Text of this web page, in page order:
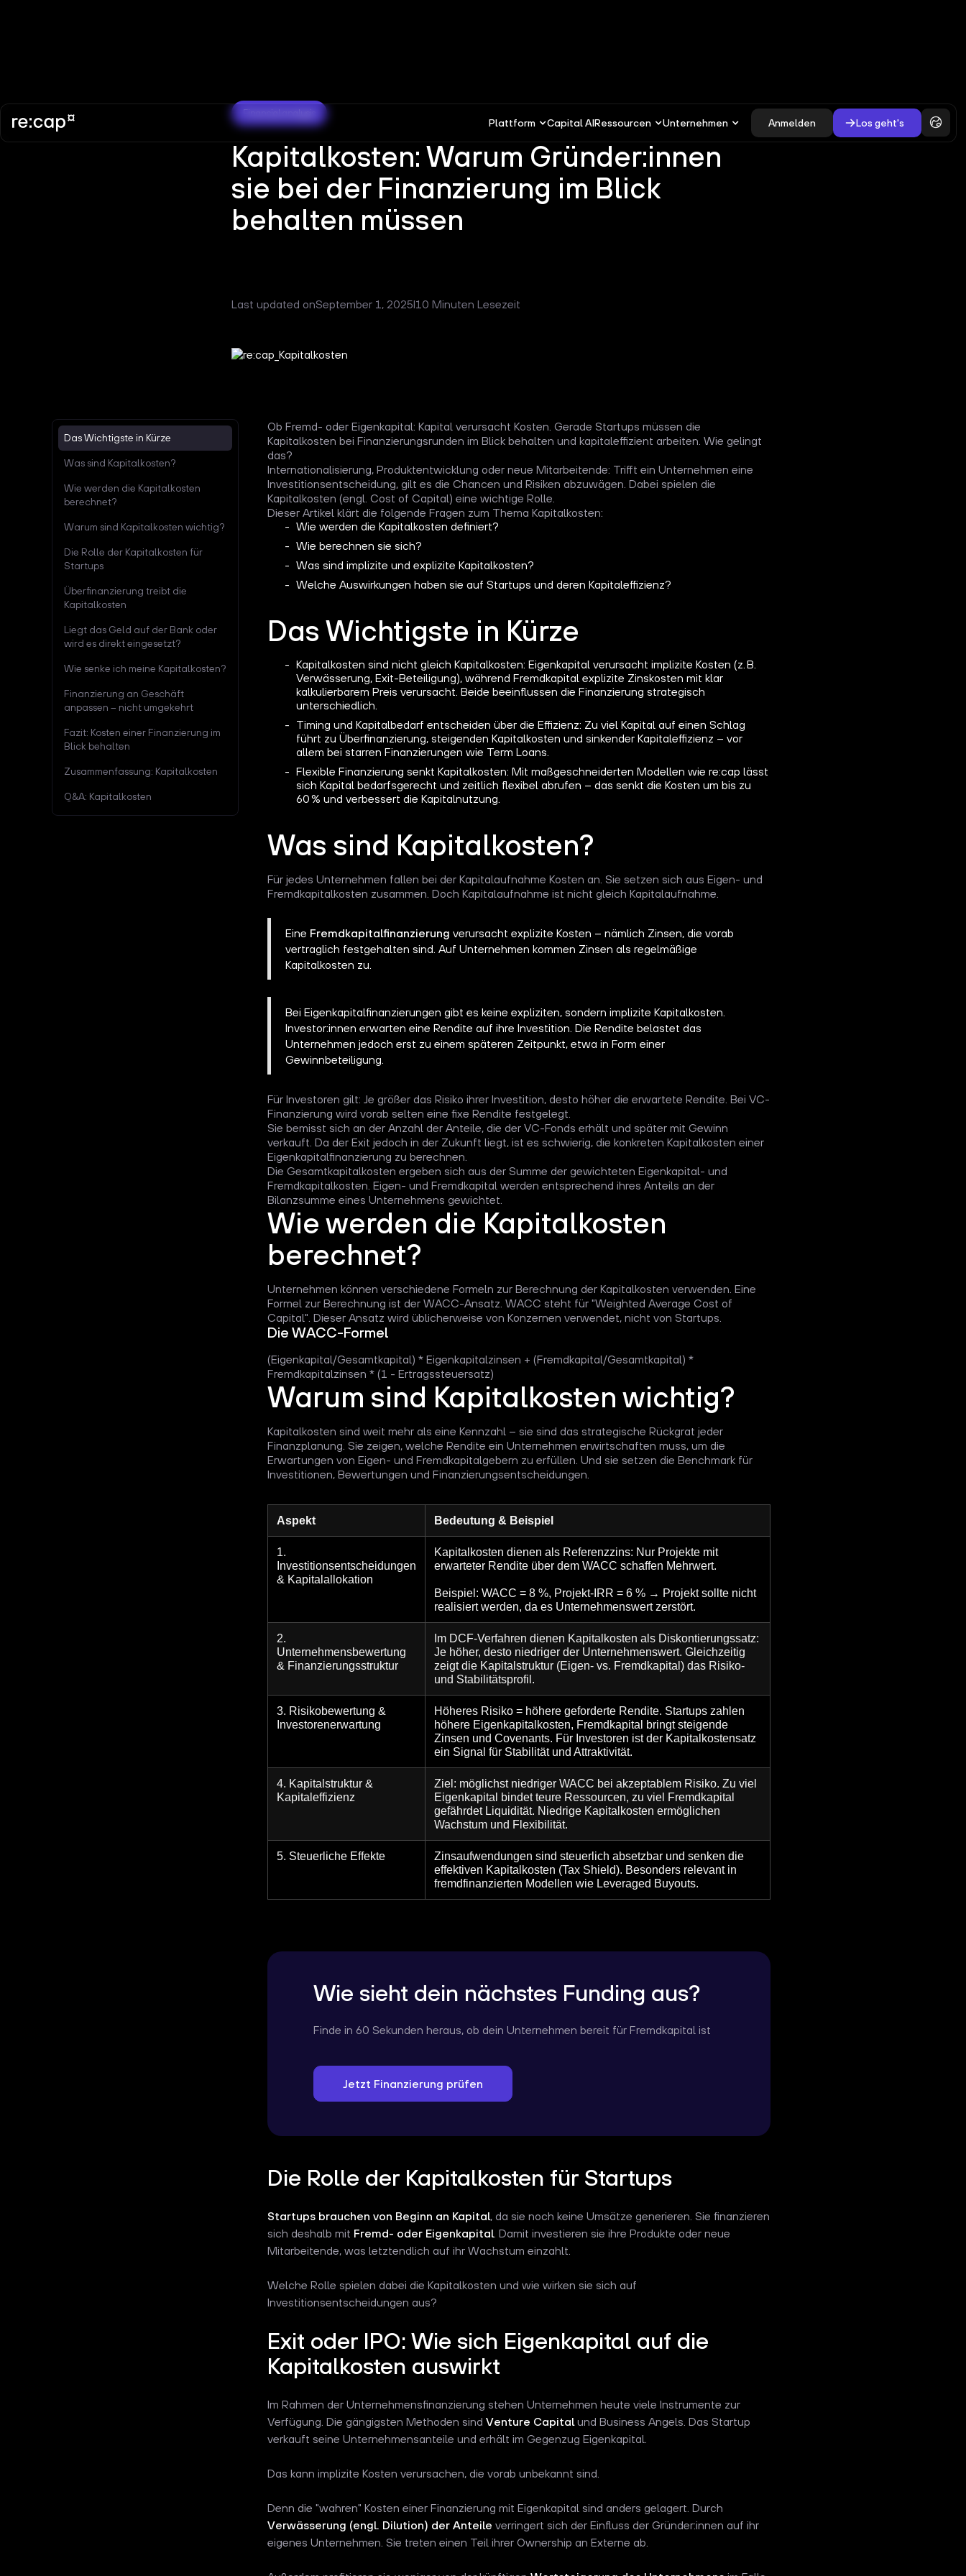
Plattform Capital AIRessourcen Unternehmen Anmelden Los geht's
Financial analysis
Kapitalkosten: Warum Gründer:innen
sie bei der Finanzierung im Blick
behalten müssen
Last updated onSeptember 1, 2025I10 Minuten Lesezeit
Das Wichtigste in Kürze
Was sind Kapitalkosten?
Wie werden die Kapitalkosten
berechnet?
Warum sind Kapitalkosten wichtig?
Die Rolle der Kapitalkosten für
Startups
Überfinanzierung treibt die
Kapitalkosten
Liegt das Geld auf der Bank oder
wird es direkt eingesetzt?
Wie senke ich meine Kapitalkosten?
Finanzierung an Geschäft
anpassen – nicht umgekehrt
Fazit: Kosten einer Finanzierung im
Blick behalten
Zusammenfassung: Kapitalkosten
Q&A: Kapitalkosten
Ob Fremd- oder Eigenkapital: Kapital verursacht Kosten. Gerade Startups müssen die
Kapitalkosten bei Finanzierungsrunden im Blick behalten und kapitaleffizient arbeiten. Wie gelingt
das?
Internationalisierung, Produktentwicklung oder neue Mitarbeitende: Trifft ein Unternehmen eine
Investitionsentscheidung, gilt es die Chancen und Risiken abzuwägen. Dabei spielen die
Kapitalkosten (engl. Cost of Capital) eine wichtige Rolle.
Dieser Artikel klärt die folgende Fragen zum Thema Kapitalkosten:
Wie werden die Kapitalkosten definiert?
Wie berechnen sie sich?
Was sind implizite und explizite Kapitalkosten?
Welche Auswirkungen haben sie auf Startups und deren Kapitaleffizienz?
Das Wichtigste in Kürze
Kapitalkosten sind nicht gleich Kapitalkosten: Eigenkapital verursacht implizite Kosten (z. B.
Verwässerung, Exit-Beteiligung), während Fremdkapital explizite Zinskosten mit klar
kalkulierbarem Preis verursacht. Beide beeinflussen die Finanzierung strategisch
unterschiedlich.
Timing und Kapitalbedarf entscheiden über die Effizienz: Zu viel Kapital auf einen Schlag
führt zu Überfinanzierung, steigenden Kapitalkosten und sinkender Kapitaleffizienz – vor
allem bei starren Finanzierungen wie Term Loans.
Flexible Finanzierung senkt Kapitalkosten: Mit maßgeschneiderten Modellen wie re:cap lässt
sich Kapital bedarfsgerecht und zeitlich flexibel abrufen – das senkt die Kosten um bis zu
60 % und verbessert die Kapitalnutzung.
Was sind Kapitalkosten?
Für jedes Unternehmen fallen bei der Kapitalaufnahme Kosten an. Sie setzen sich aus Eigen- und
Fremdkapitalkosten zusammen. Doch Kapitalaufnahme ist nicht gleich Kapitalaufnahme.
Eine Fremdkapitalfinanzierung verursacht explizite Kosten – nämlich Zinsen, die vorab
vertraglich festgehalten sind. Auf Unternehmen kommen Zinsen als regelmäßige
Kapitalkosten zu.
Bei Eigenkapitalfinanzierungen gibt es keine expliziten, sondern implizite Kapitalkosten.
Investor:innen erwarten eine Rendite auf ihre Investition. Die Rendite belastet das
Unternehmen jedoch erst zu einem späteren Zeitpunkt, etwa in Form einer
Gewinnbeteiligung.
Für Investoren gilt: Je größer das Risiko ihrer Investition, desto höher die erwartete Rendite. Bei VC-
Finanzierung wird vorab selten eine fixe Rendite festgelegt.
Sie bemisst sich an der Anzahl der Anteile, die der VC-Fonds erhält und später mit Gewinn
verkauft. Da der Exit jedoch in der Zukunft liegt, ist es schwierig, die konkreten Kapitalkosten einer
Eigenkapitalfinanzierung zu berechnen.
Die Gesamtkapitalkosten ergeben sich aus der Summe der gewichteten Eigenkapital- und
Fremdkapitalkosten. Eigen- und Fremdkapital werden entsprechend ihres Anteils an der
Bilanzsumme eines Unternehmens gewichtet.
Wie werden die Kapitalkosten
berechnet?
Unternehmen können verschiedene Formeln zur Berechnung der Kapitalkosten verwenden. Eine
Formel zur Berechnung ist der WACC-Ansatz. WACC steht für "Weighted Average Cost of
Capital". Dieser Ansatz wird üblicherweise von Konzernen verwendet, nicht von Startups.
Die WACC-Formel
(Eigenkapital/Gesamtkapital) * Eigenkapitalzinsen + (Fremdkapital/Gesamtkapital) *
Fremdkapitalzinsen * (1 - Ertragssteuersatz)
Warum sind Kapitalkosten wichtig?
Kapitalkosten sind weit mehr als eine Kennzahl – sie sind das strategische Rückgrat jeder
Finanzplanung. Sie zeigen, welche Rendite ein Unternehmen erwirtschaften muss, um die
Erwartungen von Eigen- und Fremdkapitalgebern zu erfüllen. Und sie setzen die Benchmark für
Investitionen, Bewertungen und Finanzierungsentscheidungen.
Aspekt Bedeutung & Beispiel
1.
Investitionsentscheidungen
& Kapitalallokation
Kapitalkosten dienen als Referenzzins: Nur Projekte mit
erwarteter Rendite über dem WACC schaffen Mehrwert.
Beispiel: WACC = 8 %, Projekt-IRR = 6 % → Projekt sollte nicht
realisiert werden, da es Unternehmenswert zerstört.
2.
Unternehmensbewertung
& Finanzierungsstruktur
Im DCF-Verfahren dienen Kapitalkosten als Diskontierungssatz:
Je höher, desto niedriger der Unternehmenswert. Gleichzeitig
zeigt die Kapitalstruktur (Eigen- vs. Fremdkapital) das Risiko-
und Stabilitätsprofil.
3. Risikobewertung &
Investorenerwartung
Höheres Risiko = höhere geforderte Rendite. Startups zahlen
höhere Eigenkapitalkosten, Fremdkapital bringt steigende
Zinsen und Covenants. Für Investoren ist der Kapitalkostensatz
ein Signal für Stabilität und Attraktivität.
4. Kapitalstruktur &
Kapitaleffizienz
Ziel: möglichst niedriger WACC bei akzeptablem Risiko. Zu viel
Eigenkapital bindet teure Ressourcen, zu viel Fremdkapital
gefährdet Liquidität. Niedrige Kapitalkosten ermöglichen
Wachstum und Flexibilität.
5. Steuerliche Effekte
Zinsaufwendungen sind steuerlich absetzbar und senken die
effektiven Kapitalkosten (Tax Shield). Besonders relevant in
fremdfinanzierten Modellen wie Leveraged Buyouts.
Wie sieht dein nächstes Funding aus?
Finde in 60 Sekunden heraus, ob dein Unternehmen bereit für Fremdkapital ist
Jetzt Finanzierung prüfen
Die Rolle der Kapitalkosten für Startups
Startups brauchen von Beginn an Kapital , da sie noch keine Umsätze generieren. Sie finanzieren
sich deshalb mit Fremd- oder Eigenkapital . Damit investieren sie ihre Produkte oder neue
Mitarbeitende, was letztendlich auf ihr Wachstum einzahlt.
Welche Rolle spielen dabei die Kapitalkosten und wie wirken sie sich auf
Investitionsentscheidungen aus?
Exit oder IPO: Wie sich Eigenkapital auf die
Kapitalkosten auswirkt
Im Rahmen der Unternehmensfinanzierung stehen Unternehmen heute viele Instrumente zur
Verfügung. Die gängigsten Methoden sind Venture Capital und Business Angels. Das Startup
verkauft seine Unternehmensanteile und erhält im Gegenzug Eigenkapital.
Das kann implizite Kosten verursachen, die vorab unbekannt sind.
Denn die "wahren" Kosten einer Finanzierung mit Eigenkapital sind anders gelagert. Durch
Verwässerung (engl. Dilution) der Anteile verringert sich der Einfluss der Gründer:innen auf ihr
eigenes Unternehmen. Sie treten einen Teil ihrer Ownership an Externe ab.